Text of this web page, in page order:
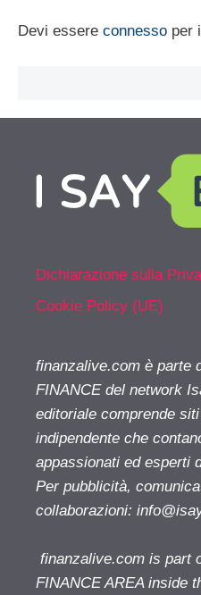
Devi essere connesso per
Dichiarazione sulla
Cookie Policy (UE)
finanzalive.com è parte
FINANCE del network
editoriale comprende
indipendente che
appassionati ed esperti
Per pubblicità,
collaborazioni:
finanzalive.com is part
FINANCE AREA inside